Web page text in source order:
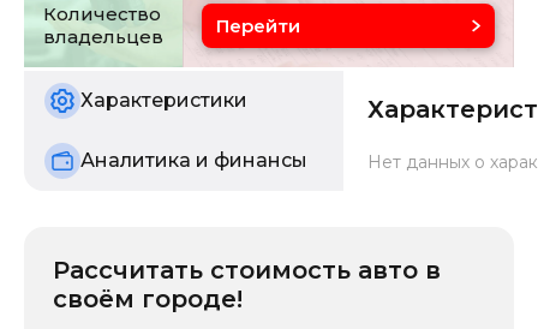
Состояние
б/у
Количество
владельцев
Перейти
Характеристики
Аналитика и финансы Нет данных о
Рассчитать стоимость авто в
своём городе!